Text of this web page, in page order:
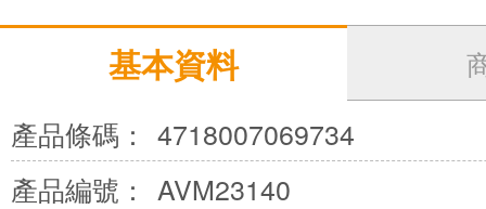
基本資料
產品條碼： 4718007069734
產品編號：
AVM23140